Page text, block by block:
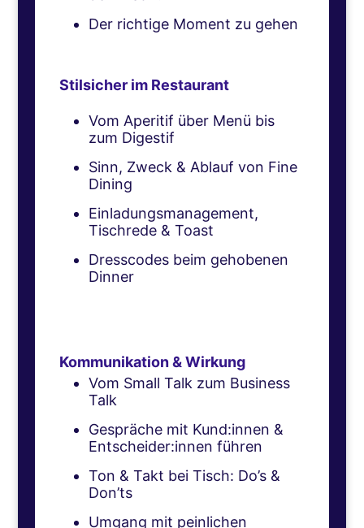
Der richtige Moment zu gehen
Stilsicher im Restaurant
Vom Aperitif über Menü bis
zum Digestif
Sinn, Zweck & Ablauf von Fine
Dining
Einladungsmanagement,
Tischrede & Toast
Dresscodes beim gehobenen
Dinner
Kommunikation & Wirkung
Vom Small Talk zum Business
Talk
Gespräche mit Kund:innen &
Entscheider:innen führen
Ton & Takt bei Tisch: Do’s &
Don’ts
Umgang mit peinlichen